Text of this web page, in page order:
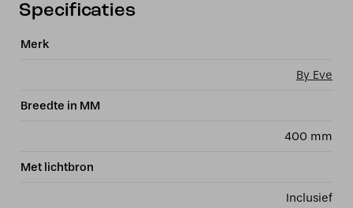
Specificaties
Merk
By Eve
Breedte in MM
400 mm
Met lichtbron
Inclusief